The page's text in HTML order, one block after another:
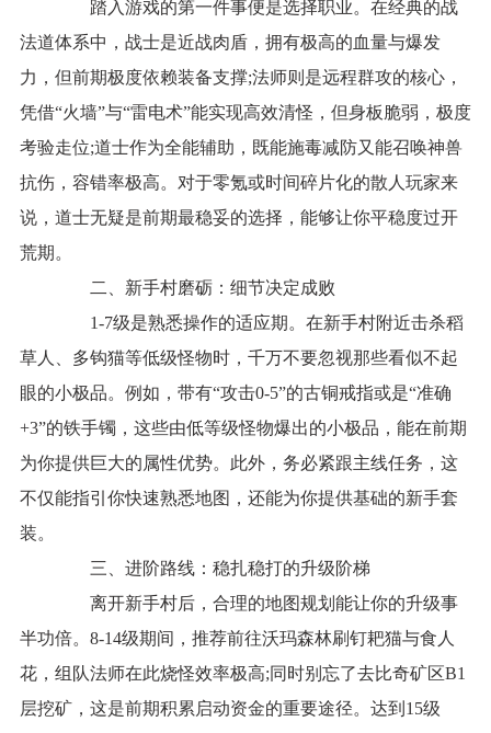
踏入游戏的第一件事便是选择职业。在经典的战
法道体系中，战士是近战肉盾，拥有极高的血量与爆发
力，但前期极度依赖装备支撑;法师则是远程群攻的核心，
凭借“火墙”与“雷电术”能实现高效清怪，但身板脆弱，极度
考验走位;道士作为全能辅助，既能施毒减防又能召唤神兽
抗伤，容错率极高。对于零氪或时间碎片化的散人玩家来
说，道士无疑是前期最稳妥的选择，能够让你平稳度过开
荒期。
二、新手村磨砺：细节决定成败
1-7级是熟悉操作的适应期。在新手村附近击杀稻
草人、多钩猫等低级怪物时，千万不要忽视那些看似不起
眼的小极品。例如，带有“攻击0-5”的古铜戒指或是“准确
+3”的铁手镯，这些由低等级怪物爆出的小极品，能在前期
为你提供巨大的属性优势。此外，务必紧跟主线任务，这
不仅能指引你快速熟悉地图，还能为你提供基础的新手套
装。
三、进阶路线：稳扎稳打的升级阶梯
离开新手村后，合理的地图规划能让你的升级事
半功倍。8-14级期间，推荐前往沃玛森林刷钉耙猫与食人
花，组队法师在此烧怪效率极高;同时别忘了去比奇矿区B1
层挖矿，这是前期积累启动资金的重要途径。达到15级